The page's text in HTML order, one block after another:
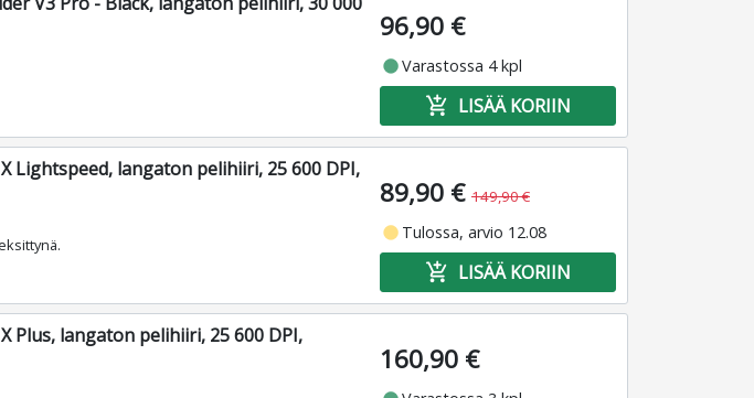
96,90 €
fiber_manual_recordVarastossa 4 kpl
add_shopping_cart LISÄÄ KORIIN
Lightspeed, langaton pelihiiri, 25 600 DPI,
89,90 € 149,90 €
fiber_manual_record Tulossa, arvio 12.08
add_shopping_cart LISÄÄ KORIIN
Plus, langaton pelihiiri, 25 600 DPI,
160,90 €